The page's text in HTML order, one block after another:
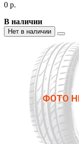
0 р.
В наличии
Нет в наличии